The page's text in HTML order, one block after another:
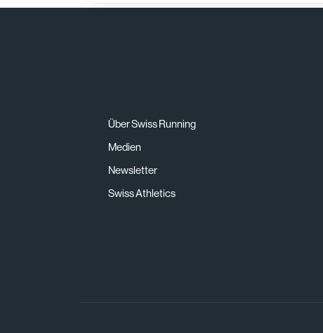
Über Swiss Running
Medien
Newsletter
Swiss Athletics